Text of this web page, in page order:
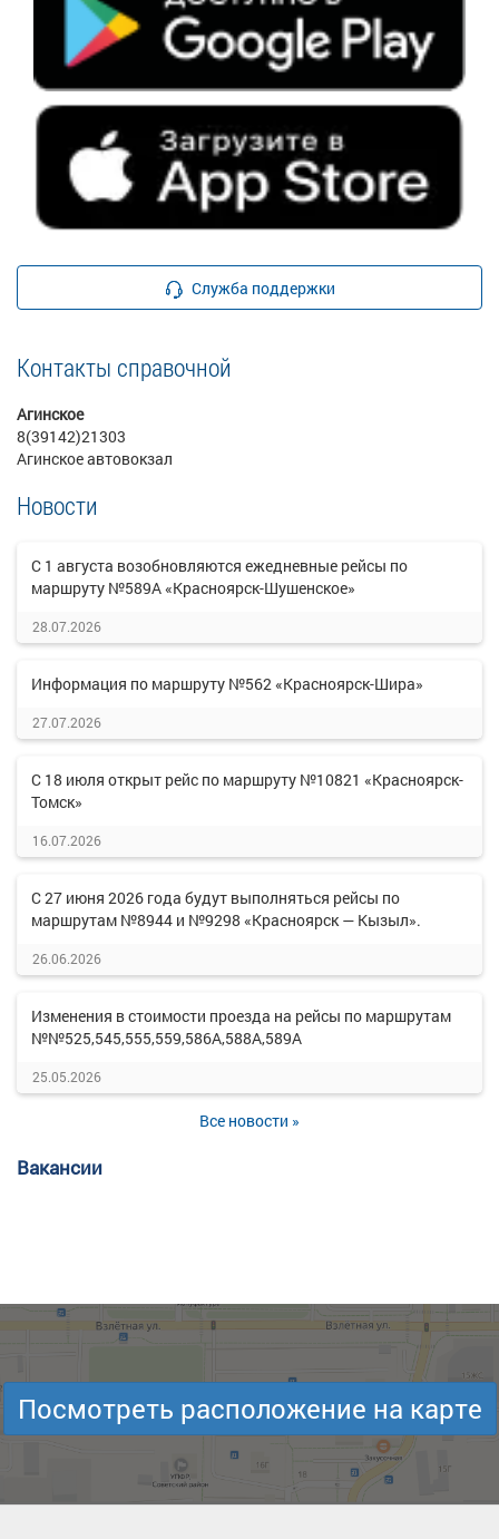
Служба поддержки
Контакты справочной
Агинское
8(39142)21303
Агинское автовокзал
Новости
С 1 августа возобновляются ежедневные рейсы по
маршруту №589А «Красноярск-Шушенское»
28.07.2026
Информация по маршруту №562 «Красноярск-Шира»
27.07.2026
С 18 июля открыт рейс по маршруту №10821 «Красноярск-
Томск»
16.07.2026
С 27 июня 2026 года будут выполняться рейсы по
маршрутам №8944 и №9298 «Красноярск — Кызыл».
26.06.2026
Изменения в стоимости проезда на рейсы по маршрутам
№№525,545,555,559,586А,588А,589А
25.05.2026
Все новости »
Вакансии
Посмотреть расположение на карте